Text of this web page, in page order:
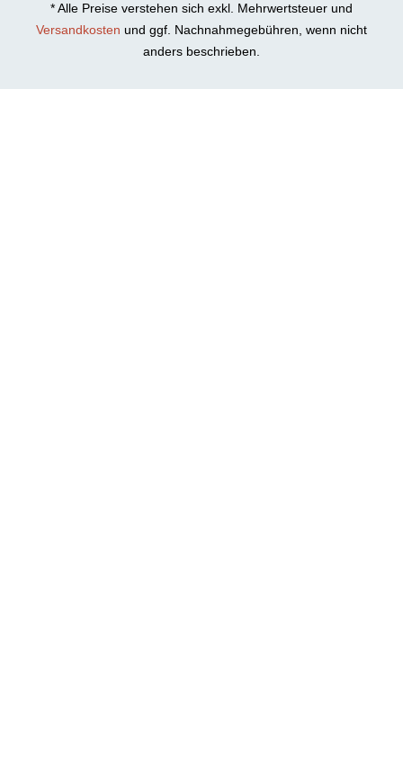
* Alle Preise verstehen sich exkl. Mehrwertsteuer und
Versandkosten und ggf. Nachnahmegebühren, wenn nicht
anders beschrieben.